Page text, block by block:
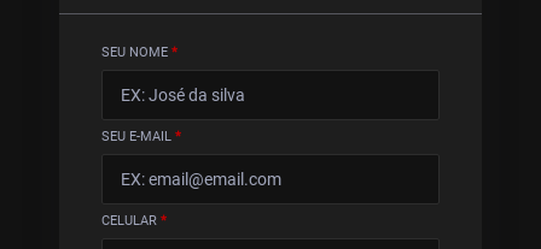
SEU NOME *
SEU E-MAIL *
CELULAR *